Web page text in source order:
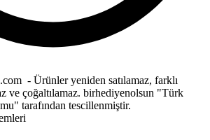
- Ürünler yeniden satılamaz, farklı
ve çoğaltılamaz. birhediyenolsun "Türk
tarafından tescillenmiştir.